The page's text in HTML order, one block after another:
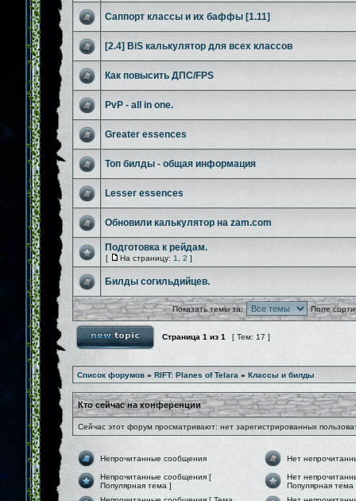
Саппорт классы и их баффы [1.11]
[2.4] BiS калькулятор для всех классов
Как повысить ДПС/FPS
PvP - all in one.
Greater essences
Топ билды - общая информация
Lesser essences
Обновили калькулятор на zam.com
Подготовка к рейдам.
[ На страницу: 1 2 ]
Билды согильдийцев.
Показать темы за: Поле
Страница 1 из 1 [ Тем: 17 ]
Список форумов » RIFT: Planes of Telara » Классы и билды
Кто сейчас на конференции
Сейчас этот форум просматривают: нет зарегистрированных
Непрочитанные сообщения Нет
Непрочитанные сообщения [
Популярная тема ]
Нет
Популярная тема